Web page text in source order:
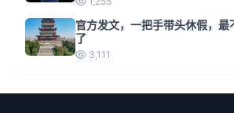
官方发文，一把手带头休假，最
了
3,111